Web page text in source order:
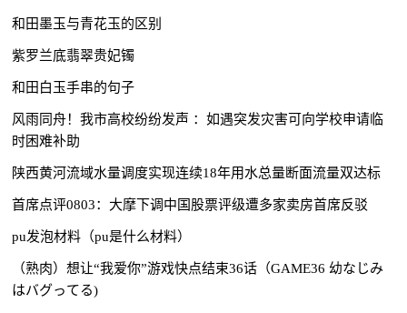
和田墨玉与青花玉的区别
紫罗兰底翡翠贵妃镯
和田白玉手串的句子
风雨同舟！我市高校纷纷发声 ：如遇突发灾害可向学校申请临
时困难补助
陕西黄河流域水量调度实现连续18年用水总量断面流量双达标
首席点评0803：大摩下调中国股票评级遭多家卖房首席反驳
pu发泡材料（pu是什么材料）
（熟肉）想让“我爱你”游戏快点结束36话（GAME36 幼なじみ
はバグってる)